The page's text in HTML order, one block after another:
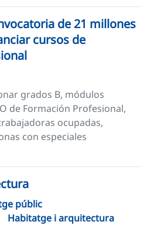
de 21 millones
cursos de
grados B, módulos
de Formación Profesional,
ocupadas,
con especiales
públic
Habitatge i arquitectura